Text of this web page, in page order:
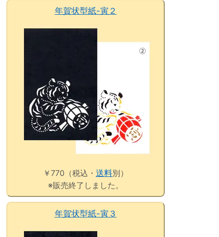
年賀状型紙-寅２
￥770（税込・ 送料別）
※販売終了しました。
年賀状型紙-寅３